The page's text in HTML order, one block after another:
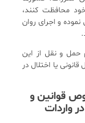
محافظت کنند،
و اجرای روان
حمل و نقل از این
یا اختلال در
قوانین و
واردات